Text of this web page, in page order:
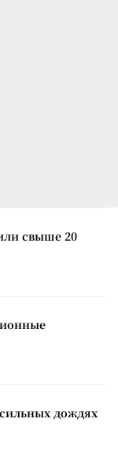
свыше 20
дождях